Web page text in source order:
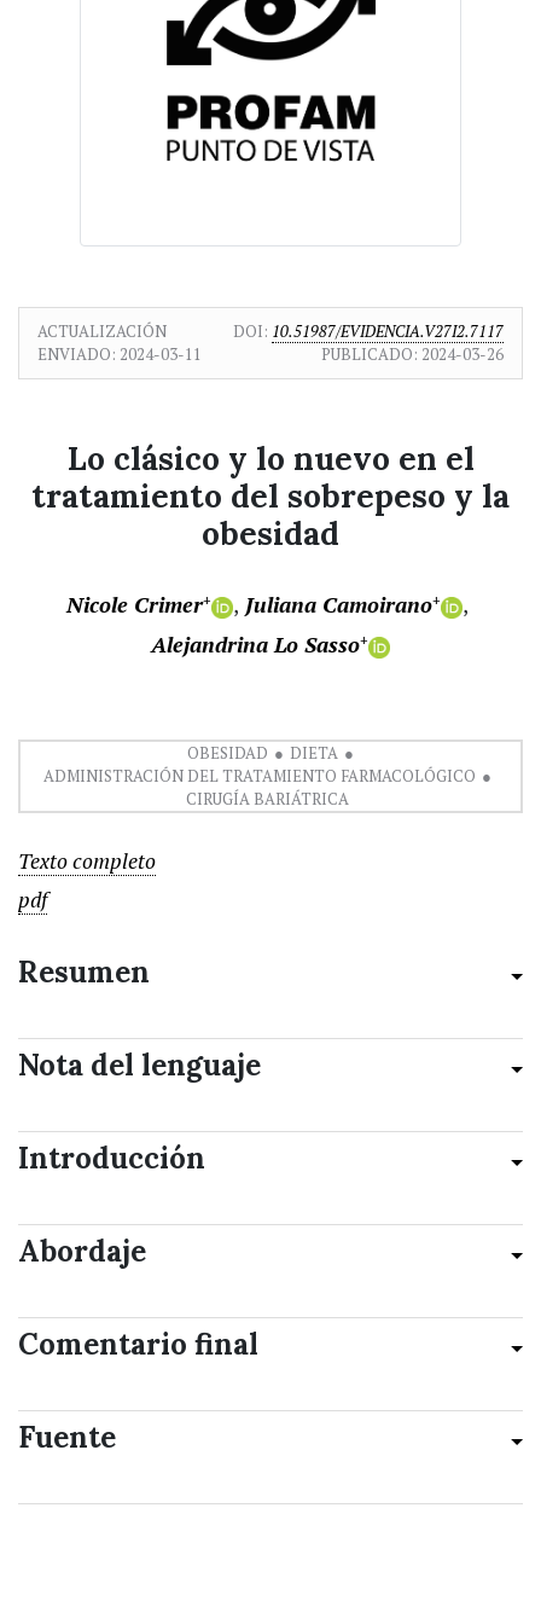
ACTUALIZACIÓN DOI: 10.51987/EVIDENCIA.V27I2.7117
ENVIADO: 2024-03-11 PUBLICADO: 2024-03-26
Lo clásico y lo nuevo en el
tratamiento del sobrepeso y la
obesidad
Nicole Crimer+ Juliana Camoirano+
Alejandrina Lo Sasso+
OBESIDAD
DIETA
ADMINISTRACIÓN DEL TRATAMIENTO FARMACOLÓGICO
CIRUGÍA BARIÁTRICA
Texto completo
pdf
Resumen
Nota del lenguaje
Introducción
Abordaje
Comentario final
Fuente